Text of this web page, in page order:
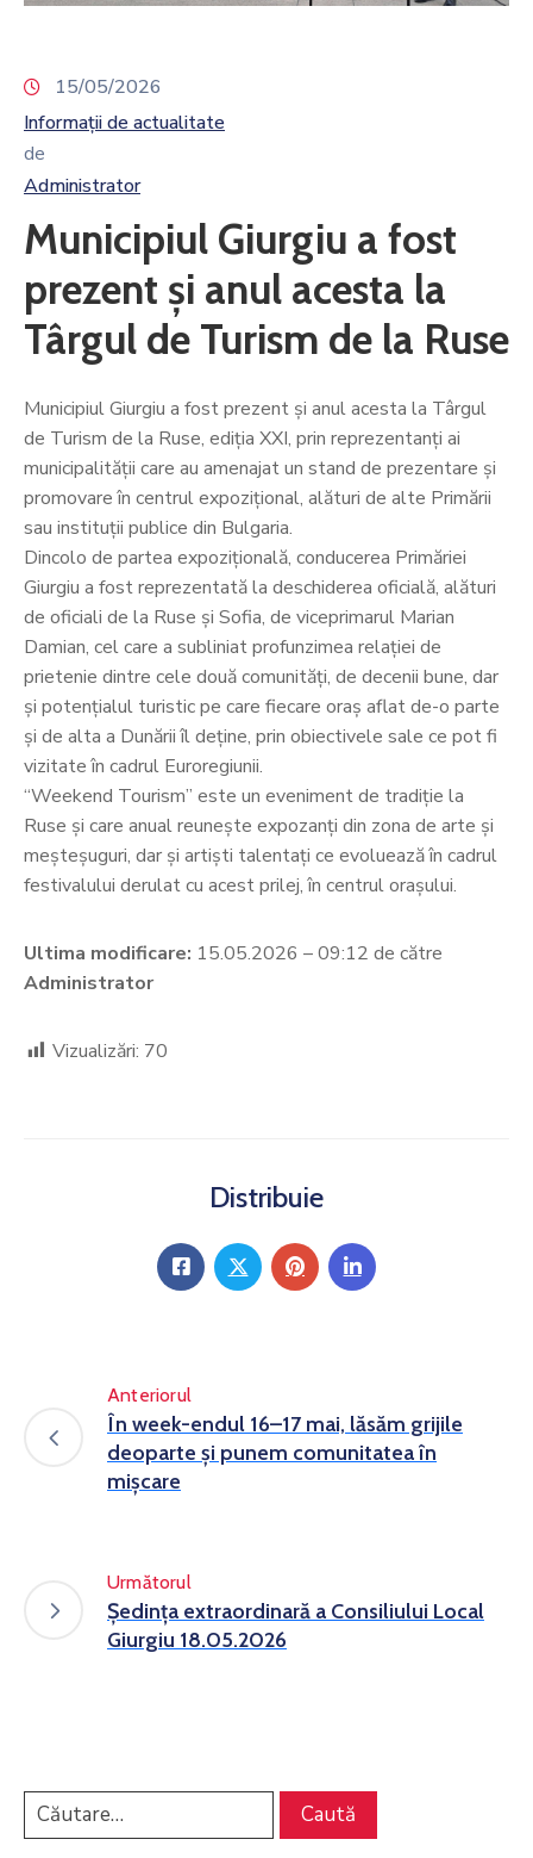
15/05/2026
Informații de actualitate
de
Administrator
Municipiul Giurgiu a fost
prezent și anul acesta la
Târgul de Turism de la Ruse
Municipiul Giurgiu a fost prezent și anul acesta la Târgul
de Turism de la Ruse, ediția XXI, prin reprezentanți ai
municipalității care au amenajat un stand de prezentare și
promovare în centrul expozițional, alături de alte Primării
sau instituții publice din Bulgaria.
Dincolo de partea expozițională, conducerea Primăriei
Giurgiu a fost reprezentată la deschiderea oficială, alături
de oficiali de la Ruse și Sofia, de viceprimarul Marian
Damian, cel care a subliniat profunzimea relației de
prietenie dintre cele două comunități, de decenii bune, dar
și potențialul turistic pe care fiecare oraș aflat de-o parte
și de alta a Dunării îl deține, prin obiectivele sale ce pot fi
vizitate în cadrul Euroregiunii.
“Weekend Tourism” este un eveniment de tradiție la
Ruse și care anual reunește expozanți din zona de arte și
meșteșuguri, dar și artiști talentați ce evoluează în cadrul
festivalului derulat cu acest prilej, în centrul orașului.
Ultima modificare: 15.05.2026 – 09:12 de către
Administrator
Vizualizări: 70
Distribuie
Anteriorul
În week-endul 16–17 mai, lăsăm grijile
deoparte și punem comunitatea în
mișcare
Următorul
Ședința extraordinară a Consiliului Local
Giurgiu 18.05.2026